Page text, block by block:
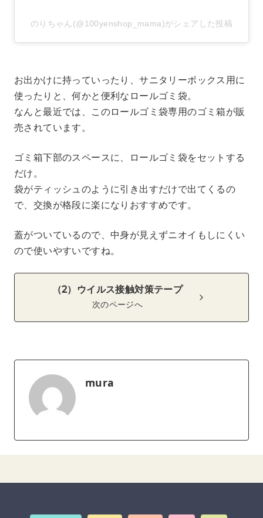
のりちゃん(@100yenshop_mama)がシェアした投稿
お出かけに持っていったり、サニタリーボックス用に
使ったりと、何かと便利なロールゴミ袋。
なんと最近では、このロールゴミ袋専用のゴミ箱が販
売されています。
ゴミ箱下部のスペースに、ロールゴミ袋をセットする
だけ。
袋がティッシュのように引き出すだけで出てくるの
で、交換が格段に楽になりおすすめです。
蓋がついているので、中身が見えずニオイもしにくい
ので使いやすいですね。
（2）ウイルス接触対策テープ
次のページへ
mura